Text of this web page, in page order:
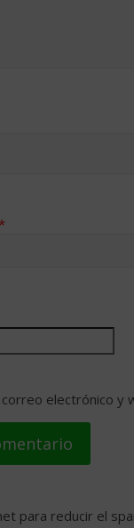
*
electrónico
para reducir el